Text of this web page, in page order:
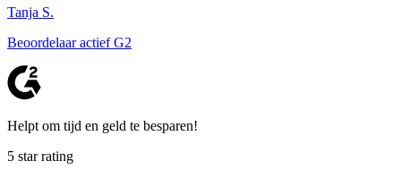
Tanja S.
Beoordelaar actief G2
Helpt om tijd en geld te besparen!
5 star rating